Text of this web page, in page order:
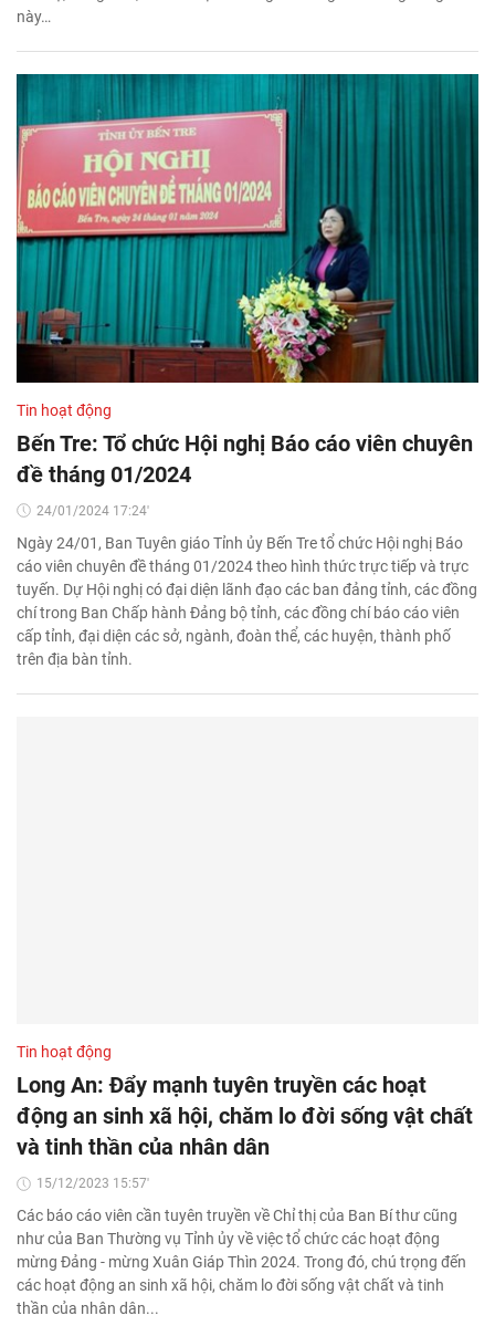
này…
Tin hoạt động
Bến Tre: Tổ chức Hội nghị Báo cáo viên chuyên
đề tháng 01/2024
24/01/2024 17:24'
Ngày 24/01, Ban Tuyên giáo Tỉnh ủy Bến Tre tổ chức Hội nghị Báo
cáo viên chuyên đề tháng 01/2024 theo hình thức trực tiếp và trực
tuyến. Dự Hội nghị có đại diện lãnh đạo các ban đảng tỉnh, các đồng
chí trong Ban Chấp hành Đảng bộ tỉnh, các đồng chí báo cáo viên
cấp tỉnh, đại diện các sở, ngành, đoàn thể, các huyện, thành phố
trên địa bàn tỉnh.
Tin hoạt động
Long An: Đẩy mạnh tuyên truyền các hoạt
động an sinh xã hội, chăm lo đời sống vật chất
và tinh thần của nhân dân
15/12/2023 15:57'
Các báo cáo viên cần tuyên truyền về Chỉ thị của Ban Bí thư cũng
như của Ban Thường vụ Tỉnh ủy về việc tổ chức các hoạt động
mừng Đảng - mừng Xuân Giáp Thìn 2024. Trong đó, chú trọng đến
các hoạt động an sinh xã hội, chăm lo đời sống vật chất và tinh
thần của nhân dân...